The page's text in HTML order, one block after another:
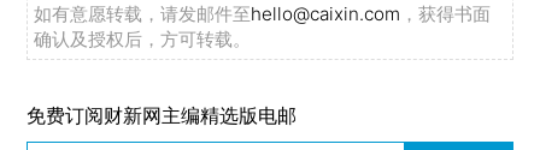
如有意愿转载，请发邮件至hello@caixin.com ，获得书面
确认及授权后，方可转载。
免费订阅财新网主编精选版电邮